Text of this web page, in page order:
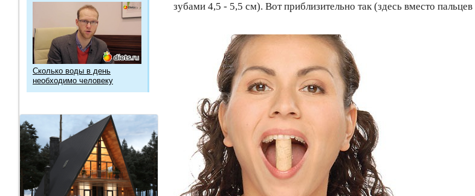
зубами 4,5 - 5,5 см). Вот приблизительно так (здесь вместо
Сколько воды в день
необходимо человеку